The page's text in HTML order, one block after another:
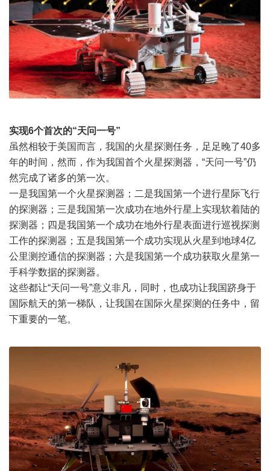
实现6个首次的“天问一号”
虽然相较于美国而言，我国的火星探测任务，足足晚了40多
年的时间，然而，作为我国首个火星探测器，“天问一号”仍
然完成了诸多的第一次。
一是我国第一个火星探测器；二是我国第一个进行星际飞行
的探测器；三是我国第一次成功在地外行星上实现软着陆的
探测器；四是我国第一个成功在地外行星表面进行巡视探测
工作的探测器；五是我国第一个成功实现从火星到地球4亿
公里测控通信的探测器；六是我国第一个成功获取火星第一
手科学数据的探测器。
这些都让“天问一号”意义非凡，同时，也成功让我国跻身于
国际航天的第一梯队，让我国在国际火星探测的任务中，留
下重要的一笔。